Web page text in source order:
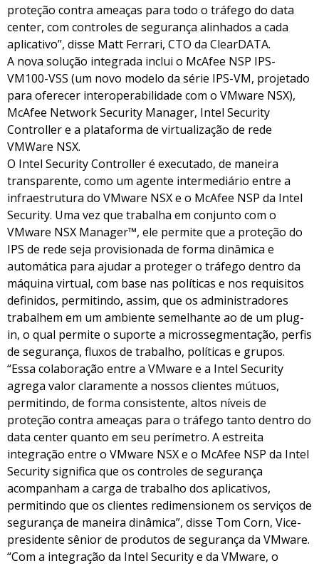
proteção contra ameaças para todo o tráfego do data
center, com controles de segurança alinhados a cada
aplicativo”, disse Matt Ferrari, CTO da ClearDATA.
A nova solução integrada inclui o McAfee NSP IPS-
VM100-VSS (um novo modelo da série IPS-VM, projetado
para oferecer interoperabilidade com o VMware NSX),
McAfee Network Security Manager, Intel Security
Controller e a plataforma de virtualização de rede
VMWare NSX.
O Intel Security Controller é executado, de maneira
transparente, como um agente intermediário entre a
infraestrutura do VMware NSX e o McAfee NSP da Intel
Security. Uma vez que trabalha em conjunto com o
VMware NSX Manager™, ele permite que a proteção do
IPS de rede seja provisionada de forma dinâmica e
automática para ajudar a proteger o tráfego dentro da
máquina virtual, com base nas políticas e nos requisitos
definidos, permitindo, assim, que os administradores
trabalhem em um ambiente semelhante ao de um plug-
in, o qual permite o suporte a microssegmentação, perfis
de segurança, fluxos de trabalho, políticas e grupos.
“Essa colaboração entre a VMware e a Intel Security
agrega valor claramente a nossos clientes mútuos,
permitindo, de forma consistente, altos níveis de
proteção contra ameaças para o tráfego tanto dentro do
data center quanto em seu perímetro. A estreita
integração entre o VMware NSX e o McAfee NSP da Intel
Security significa que os controles de segurança
acompanham a carga de trabalho dos aplicativos,
permitindo que os clientes redimensionem os serviços de
segurança de maneira dinâmica”, disse Tom Corn, Vice-
presidente sênior de produtos de segurança da VMware.
“Com a integração da Intel Security e da VMware, o